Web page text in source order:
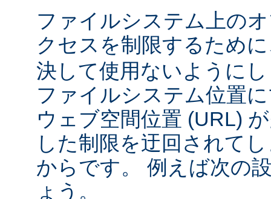
ファイルシステム上の
クセスを制限するため
決して使用ないように
ファイルシステム位置
ウェブ空間位置 (URL)
した制限を迂回されて
からです。 例えば次の
ょう。